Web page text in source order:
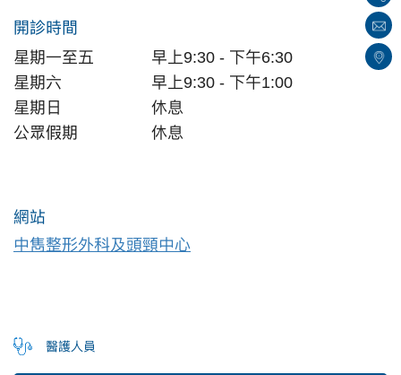
開診時間
星期一至五
早上9:30 - 下午6:30
星期六
早上9:30 - 下午1:00
星期日
休息
公眾假期
休息
網站
中雋整形外科及頭頸中心
醫護人員